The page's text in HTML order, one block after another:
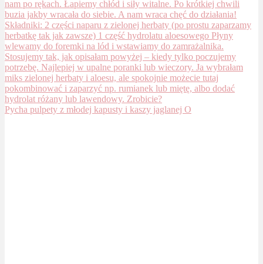
Pycha pulpety z młodej kapusty i kaszy jaglanej O